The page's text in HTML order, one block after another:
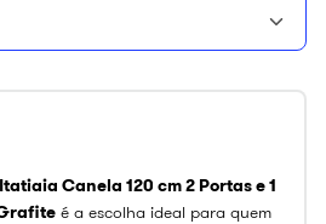
Canela 120 cm 2 Portas e 1
é a escolha ideal para quem